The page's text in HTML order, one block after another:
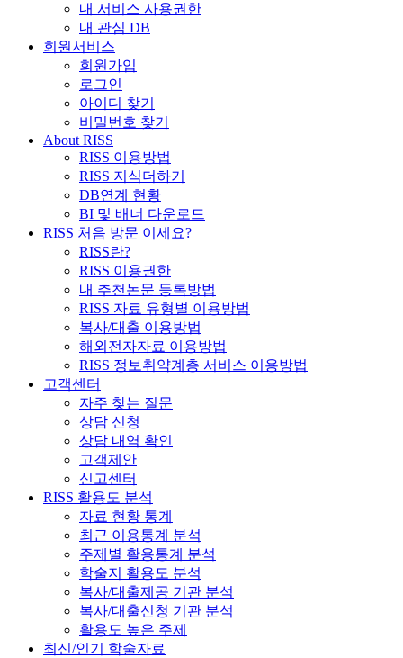
내 서비스 사용권한
내 관심 DB
회원서비스
회원가입
로그인
아이디 찾기
비밀번호 찾기
About RISS
RISS 이용방법
RISS 지식더하기
DB연계 현황
BI 및 배너 다운로드
RISS 처음 방문 이세요?
RISS란?
RISS 이용권한
내 추천논문 등록방법
RISS 자료 유형별 이용방법
복사/대출 이용방법
해외전자자료 이용방법
RISS 정보취약계층 서비스 이용방법
고객센터
자주 찾는 질문
상담 신청
상담 내역 확인
고객제안
신고센터
RISS 활용도 분석
자료 현황 통계
최근 이용통계 분석
주제별 활용통계 분석
학술지 활용도 분석
복사/대출제공 기관 분석
복사/대출신청 기관 분석
활용도 높은 주제
최신/인기 학술자료